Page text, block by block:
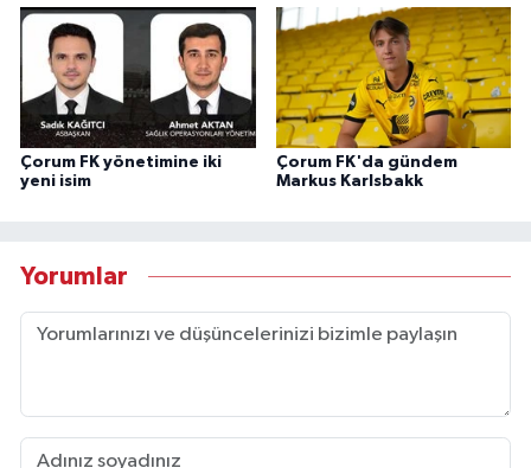
Çorum FK yönetimine iki
yeni isim
Çorum FK'da gündem
Markus Karlsbakk
Yorumlar